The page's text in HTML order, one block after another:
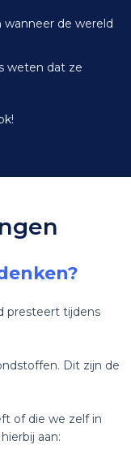
de wereld
weten dat ze
presteert tijdens
Dit zijn de
of die we zelf in
aan: